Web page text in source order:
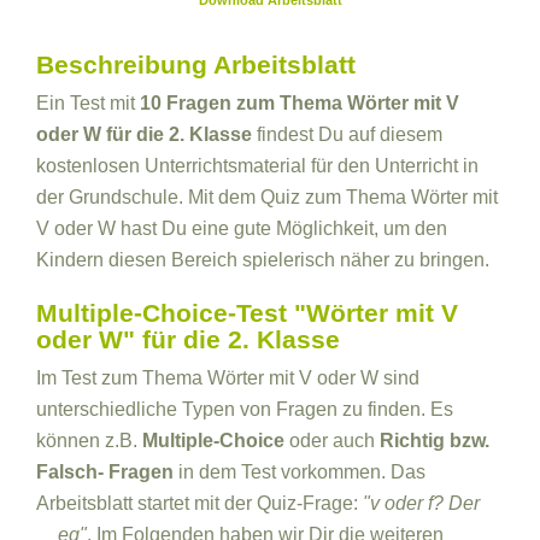
Beschreibung Arbeitsblatt
Ein Test mit 10 Fragen zum Thema Wörter mit V
oder W für die 2. Klasse findest Du auf diesem
kostenlosen Unterrichtsmaterial für den Unterricht in
der Grundschule. Mit dem Quiz zum Thema Wörter mit
V oder W hast Du eine gute Möglichkeit, um den
Kindern diesen Bereich spielerisch näher zu bringen.
Multiple-Choice-Test "Wörter mit V
oder W" für die 2. Klasse
Im Test zum Thema Wörter mit V oder W sind
unterschiedliche Typen von Fragen zu finden. Es
können z.B. Multiple-Choice oder auch Richtig bzw.
Falsch- Fragen in dem Test vorkommen. Das
Arbeitsblatt startet mit der Quiz-Frage: "v oder f? Der
__eg". Im Folgenden haben wir Dir die weiteren